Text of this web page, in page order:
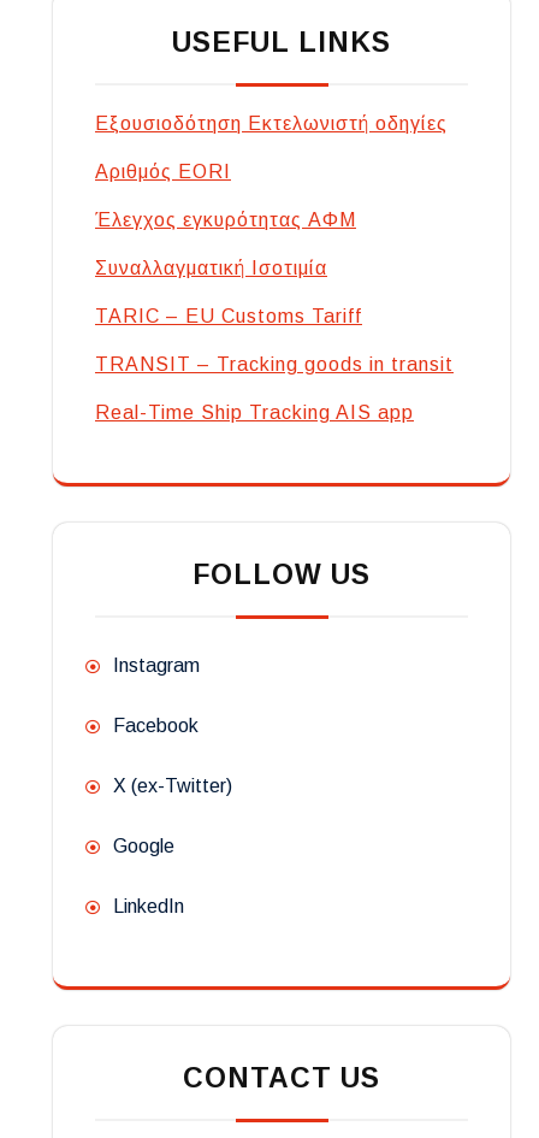
USEFUL LINKS
Εξουσιοδότηση Εκτελωνιστή οδηγίες
Αριθμός EORI
Έλεγχος εγκυρότητας ΑΦΜ
Συναλλαγματική Ισοτιμία
TARIC – EU Customs Tariff
TRANSIT – Tracking goods in transit
Real-Time Ship Tracking AIS app
FOLLOW US
Instagram
Facebook
X (ex-Twitter)
Google
LinkedIn
CONTACT US